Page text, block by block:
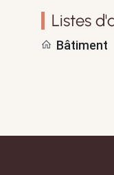
Listes
Bâtiment